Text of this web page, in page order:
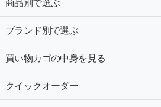
商品別で選ぶ
ブランド別で選ぶ
買い物カゴの中身を見る
クイックオーダー